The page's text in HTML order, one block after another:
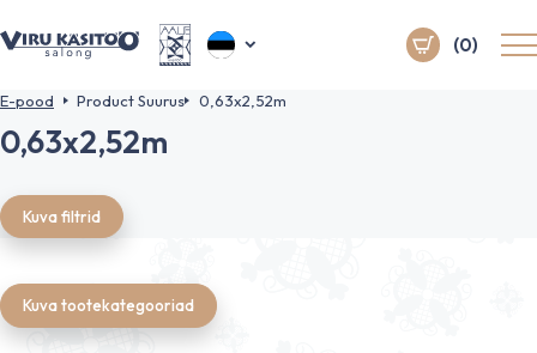
(0)
E-pood Product Suurus 0,63x2,52m
0,63x2,52m
Kuva filtrid
Kuva tootekategooriad